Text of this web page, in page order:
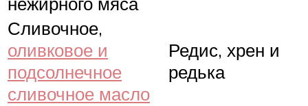
Сливочное,
оливковое и
подсолнечное
сливочное масло
Редис, хрен и
редька